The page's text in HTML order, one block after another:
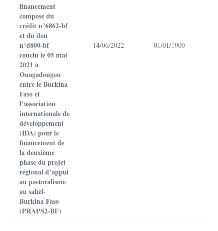
financement
compose du
crédit n°6862-bf
et du don
n°d800-bf
conclu le 05 mai
2021 à
Ouagadougou
entre le Burkina
Faso et
l’association
internationale de
développement
(IDA) pour le
financement de
la deuxième
phase du projet
régional d’appui
au pastoralisme
au sahel-
Burkina Faso
(PRAPS2-BF)
14/06/2022 01/01/1900